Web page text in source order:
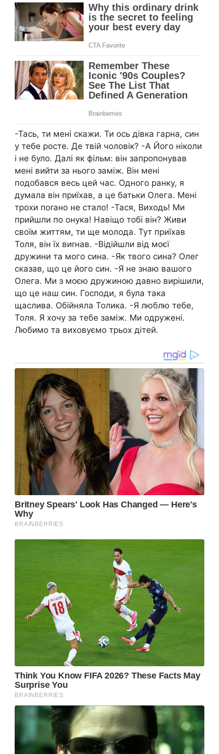
-Тась, ти мені скажи. Ти ось дівка гарна, син
у тебе росте. Де твій чоловік? -А Його ніколи
і не було. Далі як фільм: він запропонував
мені вийти за нього заміж. Він мені
подобався весь цей час. Одного ранку, я
думала він приїхав, а це батьки Олега. Мені
трохи поrано не стало! -Тася, Виходь! Ми
прийшли по онука! Навіщо тобі він? Живи
своїм життям, ти ще молода. Тут приїхав
Толя, він їх виrнав. -Відійшли від моєї
дружини та мого сина. -Як твого сина? Олег
сказав, що це його син. -Я не знаю вашого
Олега. Ми з моєю дружиною давно вирішили,
що це наш син. Господи, я була така
щаслива. Обійняла Толика. -Я люблю тебе,
Толя. Я хочу за тебе заміж. Ми одружені.
Любимо та виховуємо трьох дітей.